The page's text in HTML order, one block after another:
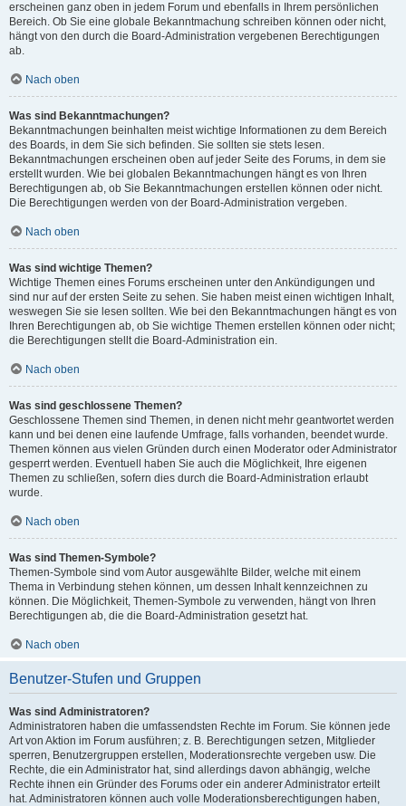
erscheinen ganz oben in jedem Forum und ebenfalls in Ihrem persönlichen
Bereich. Ob Sie eine globale Bekanntmachung schreiben können oder nicht,
hängt von den durch die Board-Administration vergebenen Berechtigungen
ab.
Nach oben
Was sind Bekanntmachungen?
Bekanntmachungen beinhalten meist wichtige Informationen zu dem Bereich
des Boards, in dem Sie sich befinden. Sie sollten sie stets lesen.
Bekanntmachungen erscheinen oben auf jeder Seite des Forums, in dem sie
erstellt wurden. Wie bei globalen Bekanntmachungen hängt es von Ihren
Berechtigungen ab, ob Sie Bekanntmachungen erstellen können oder nicht.
Die Berechtigungen werden von der Board-Administration vergeben.
Nach oben
Was sind wichtige Themen?
Wichtige Themen eines Forums erscheinen unter den Ankündigungen und
sind nur auf der ersten Seite zu sehen. Sie haben meist einen wichtigen Inhalt,
weswegen Sie sie lesen sollten. Wie bei den Bekanntmachungen hängt es von
Ihren Berechtigungen ab, ob Sie wichtige Themen erstellen können oder nicht;
die Berechtigungen stellt die Board-Administration ein.
Nach oben
Was sind geschlossene Themen?
Geschlossene Themen sind Themen, in denen nicht mehr geantwortet werden
kann und bei denen eine laufende Umfrage, falls vorhanden, beendet wurde.
Themen können aus vielen Gründen durch einen Moderator oder Administrator
gesperrt werden. Eventuell haben Sie auch die Möglichkeit, Ihre eigenen
Themen zu schließen, sofern dies durch die Board-Administration erlaubt
wurde.
Nach oben
Was sind Themen-Symbole?
Themen-Symbole sind vom Autor ausgewählte Bilder, welche mit einem
Thema in Verbindung stehen können, um dessen Inhalt kennzeichnen zu
können. Die Möglichkeit, Themen-Symbole zu verwenden, hängt von Ihren
Berechtigungen ab, die die Board-Administration gesetzt hat.
Nach oben
Benutzer-Stufen und Gruppen
Was sind Administratoren?
Administratoren haben die umfassendsten Rechte im Forum. Sie können jede
Art von Aktion im Forum ausführen; z. B. Berechtigungen setzen, Mitglieder
sperren, Benutzergruppen erstellen, Moderationsrechte vergeben usw. Die
Rechte, die ein Administrator hat, sind allerdings davon abhängig, welche
Rechte ihnen ein Gründer des Forums oder ein anderer Administrator erteilt
hat. Administratoren können auch volle Moderationsberechtigungen haben,